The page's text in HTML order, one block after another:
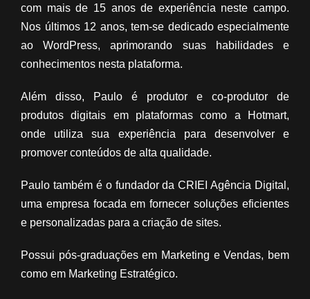
com mais de 15 anos de experiência neste campo.
Nos últimos 12 anos, tem-se dedicado especialmente
ao WordPress, aprimorando suas habilidades e
conhecimentos nesta plataforma.
Além disso, Paulo é produtor e co-produtor de
produtos digitais em plataformas como a Hotmart,
onde utiliza sua experiência para desenvolver e
promover conteúdos de alta qualidade.
Paulo também é o fundador da CRIEI Agência Digital,
uma empresa focada em fornecer soluções eficientes
e personalizadas para a criação de sites.
Possui pós-graduações em Marketing e Vendas, bem
como em Marketing Estratégico.